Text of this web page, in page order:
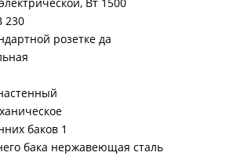
230
розетке да
баков 1
бака нержавеющая сталь